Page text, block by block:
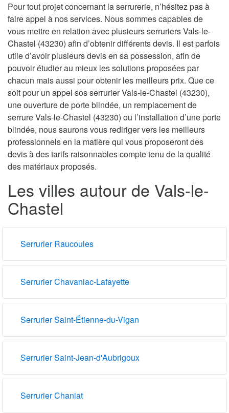
Pour tout projet concernant la serrurerie, n’hésitez pas à
faire appel à nos services. Nous sommes capables de
vous mettre en relation avec plusieurs serruriers Vals-le-
Chastel (43230) afin d’obtenir différents devis. Il est parfois
utile d’avoir plusieurs devis en sa possession, afin de
pouvoir étudier au mieux les solutions proposées par
chacun mais aussi pour obtenir les meilleurs prix. Que ce
soit pour un appel sos serrurier Vals-le-Chastel (43230),
une ouverture de porte blindée, un remplacement de
serrure Vals-le-Chastel (43230) ou l’installation d’une porte
blindée, nous saurons vous rediriger vers les meilleurs
professionnels en la matière qui vous proposeront des
devis à des tarifs raisonnables compte tenu de la qualité
des matériaux proposés.
Les villes autour de Vals-le-
Chastel
Serrurier Raucoules
Serrurier Chavaniac-Lafayette
Serrurier Saint-Étienne-du-Vigan
Serrurier Saint-Jean-d'Aubrigoux
Serrurier Chaniat